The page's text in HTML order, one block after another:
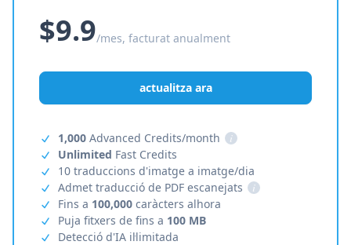
$9.9/mes, facturat anualment
actualitza ara
1,000 Advanced Credits/month
i
Unlimited Fast Credits
10 traduccions d'imatge a imatge/dia
Admet traducció de PDF escanejats
i
Fins a 100,000 caràcters alhora
Puja fitxers de fins a 100 MB
Detecció d'IA il·limitada